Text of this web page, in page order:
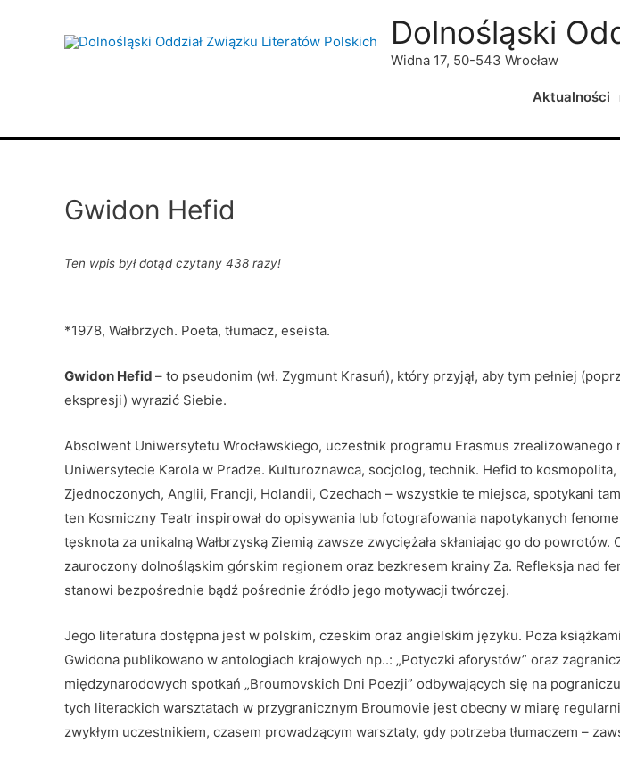
Dolnośląski
Widna 17, 50-543 Wrocław
Aktualności
Gwidon Hefid
Ten wpis był dotąd czytany 438 razy!
*1978, Wałbrzych. Poeta, tłumacz, eseista.
Gwidon Hefid – to pseudonim (wł. Zygmunt Krasuń), który przyjął, aby tym pełniej
ekspresji) wyrazić Siebie.
Absolwent Uniwersytetu Wrocławskiego, uczestnik programu Erasmus zrealizowanego
Uniwersytecie Karola w Pradze. Kulturoznawca, socjolog, technik. Hefid to kosmopolita,
Zjednoczonych, Anglii, Francji, Holandii, Czechach – wszystkie te miejsca, spotykani
ten Kosmiczny Teatr inspirował do opisywania lub fotografowania napotykanych
tęsknota za unikalną Wałbrzyską Ziemią zawsze zwyciężała skłaniając go do powrotów.
zauroczony dolnośląskim górskim regionem oraz bezkresem krainy Za. Refleksja nad
stanowi bezpośrednie bądź pośrednie źródło jego motywacji twórczej.
Jego literatura dostępna jest w polskim, czeskim oraz angielskim języku. Poza
Gwidona publikowano w antologiach krajowych np..: „Potyczki aforystów” oraz
międzynarodowych spotkań „Broumovskich Dni Poezji” odbywających się na
tych literackich warsztatach w przygranicznym Broumovie jest obecny w miarę
zwykłym uczestnikiem, czasem prowadzącym warsztaty, gdy potrzeba tłumaczem –